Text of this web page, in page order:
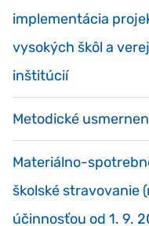
implementácia
vysokých škôl a
inštitúcií
Metodické
Materiálno-
školské stravovanie
účinnosťou od 1. 9.